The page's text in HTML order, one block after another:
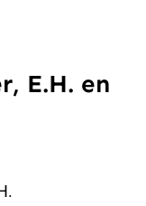
E.H. en